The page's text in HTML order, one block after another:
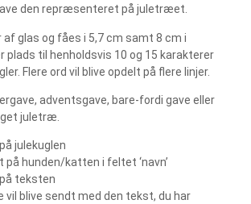
den repræsenteret på juletræet.
af glas og fåes i 5,7 cm samt 8 cm i
plads til henholdsvis 10 og 15 karakterer
Flere ord vil blive opdelt på flere linjer.
adventsgave, bare-fordi gave eller
juletræ.
julekuglen
på hunden/katten i feltet ‘navn’
teksten
vil blive sendt med den tekst, du har